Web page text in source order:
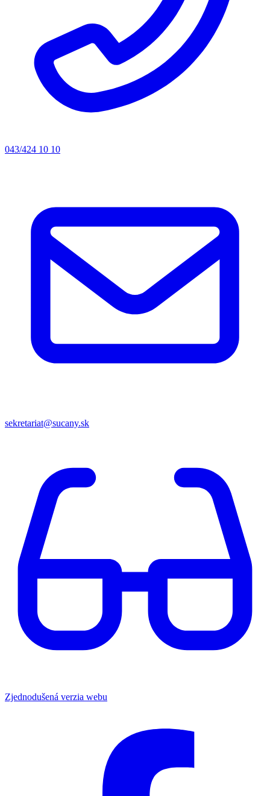
043/424 10 10
sekretariat@sucany.sk
Zjednodušená verzia webu